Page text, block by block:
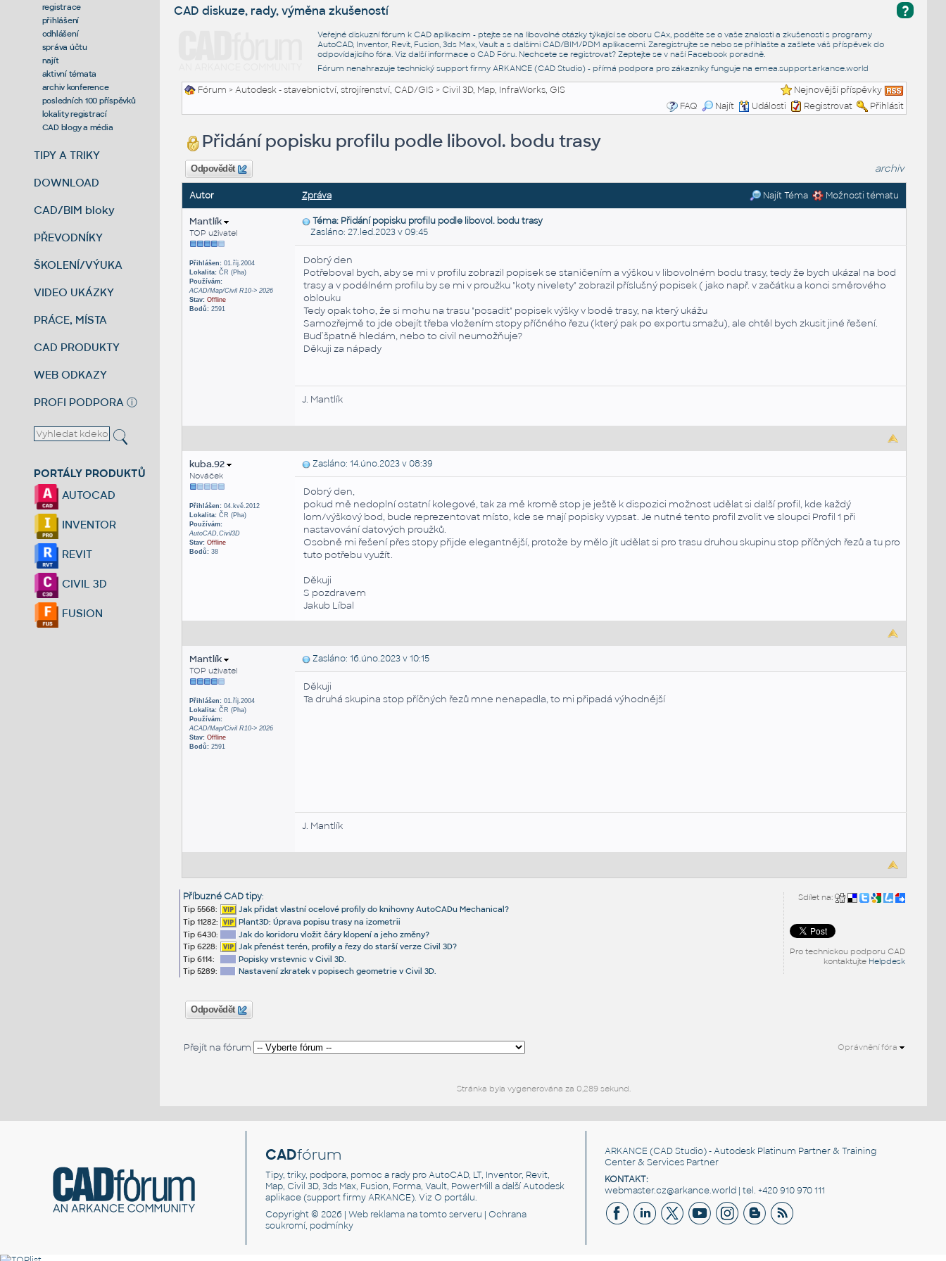
registrace
přihlášení
odhlášení
správa účtu
najít
aktivní témata
archiv konference
posledních 100 příspěvků
lokality registrací
CAD blogy a média
TIPY A TRIKY
DOWNLOAD
CAD/BIM bloky
PŘEVODNÍKY
ŠKOLENÍ/VÝUKA
VIDEO UKÁZKY
PRÁCE, MÍSTA
CAD PRODUKTY
WEB ODKAZY
PROFI PODPORA ⓘ
PORTÁLY PRODUKTŮ
AUTOCAD
INVENTOR
REVIT
CIVIL 3D
FUSION
?
CAD diskuze, rady, výměna zkušeností
Veřejné diskuzní fórum k CAD aplikacím - ptejte se na libovolné otázky týkající se oboru CAx, podělte se o vaše znalosti a zkušenosti s programy
AutoCAD, Inventor, Revit, Fusion, 3ds Max, Vault a s dalšími CAD/BIM/PDM aplikacemi. Zaregistrujte se nebo se přihlašte a zašlete váš příspěvek do
odpovídajícího fóra. Viz další informace o CAD Fóru. Nechcete se registrovat? Zeptejte se v naší Facebook poradně.
Fórum nenahrazuje technický support firmy ARKANCE (CAD Studio) - přímá podpora pro zákazníky funguje na emea.support.arkance.world
Fórum >Autodesk - stavebnictví, strojírenství, CAD/GIS> Civil 3D, Map, InfraWorks, GIS
Nejnovější příspěvky
FAQ
Najít Události Registrovat Přihlásit
Přidání popisku profilu podle libovol. bodu trasy
Odpovědět archiv
Autor Zpráva Najít Téma Možnosti tématu
Mantlík
TOP uživatel
Přihlášen:01.říj.2004
Lokalita:ČR (Pha)
Používám:
ACAD/Map/Civil R10-> 2026
Stav: Offline
Bodů:2591
Téma: Přidání popisku profilu podle libovol. bodu trasy
Zasláno: 27.led.2023 v 09:45
Dobrý den
Potřeboval bych, aby se mi v profilu zobrazil popisek se staničením a výškou v libovolném bodu trasy, tedy že bych ukázal na bod
trasy a v podélném profilu by se mi v proužku "koty nivelety" zobrazil příslušný popisek ( jako např. v začátku a konci směrového
oblouku
Tedy opak toho, že si mohu na trasu "posadit" popisek výšky v bodě trasy, na který ukážu
Samozřejmě to jde obejít třeba vložením stopy příčného řezu (který pak po exportu smažu), ale chtěl bych zkusit jiné řešení.
Buď špatně hledám, nebo to civil neumožňuje?
Děkuji za nápady
J. Mantlík
kuba.92
Nováček
Přihlášen:04.kvě.2012
Lokalita:ČR (Pha)
Používám:
AutoCAD,Civil3D
Stav: Offline
Bodů:38
Zasláno: 14.úno.2023 v 08:39
Dobrý den,
pokud mě nedoplní ostatní kolegové, tak za mě kromě stop je ještě k dispozici možnost udělat si další profil, kde každý
lom/výškový bod, bude reprezentovat místo, kde se mají popisky vypsat. Je nutné tento profil zvolit ve sloupci Profil 1 při
nastavování datových proužků.
Osobně mi řešení přes stopy přijde elegantnější, protože by mělo jít udělat si pro trasu druhou skupinu stop příčných řezů a tu pro
tuto potřebu využít.
Děkuji
S pozdravem
Jakub Líbal
Mantlík
TOP uživatel
Přihlášen:01.říj.2004
Lokalita:ČR (Pha)
Používám:
ACAD/Map/Civil R10-> 2026
Stav: Offline
Bodů:2591
Zasláno: 16.úno.2023 v 10:15
Děkuji
Ta druhá skupina stop příčných řezů mne nenapadla, to mi připadá výhodnější
J. Mantlík
Sdílet na:
Pro technickou podporu CAD
kontaktujte Helpdesk
Příbuzné CAD tipy:
Tip 5568:
Jak přidat vlastní ocelové profily do knihovny AutoCADu Mechanical?
Tip 11282:
Plant3D: Úprava popisu trasy na izometrii
Tip 6430:
Jak do koridoru vložit čáry klopení a jeho změny?
Tip 6228:
Jak přenést terén, profily a řezy do starší verze Civil 3D?
Tip 6114:
Popisky vrstevnic v Civil 3D.
Tip 5289:
Nastavení zkratek v popisech geometrie v Civil 3D.
Odpovědět
Přejít na fórum Oprávnění fóra
Stránka byla vygenerována za 0,289 sekund.
CADfórum
Tipy, triky, podpora, pomoc a rady pro AutoCAD, LT, Inventor, Revit,
Map, Civil 3D, 3ds Max, Fusion, Forma, Vault, PowerMill a další Autodesk
aplikace (support firmy ARKANCE). VizO portálu.
Copyright © 2026 |Web reklama na tomto serveru |Ochrana
soukromí, podmínky
ARKANCE (CAD Studio) - Autodesk Platinum Partner & Training
Center & Services Partner
KONTAKT:
webmaster.cz@arkance.world | tel. +420 910 970 111